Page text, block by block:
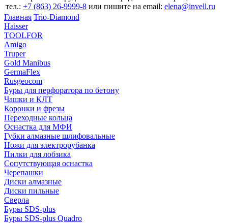
тел.: +7 (863) 26‐9999‐8 или пишите на email: elena@invell.ru
Главная Trio-Diamond
Haisser
TOOLFOR
Amigo
Truper
Gold Manibus
GermaFlex
Rusgeocom
Буры для перфоратора по бетону
Чашки и КЛТ
Коронки и фрезы
Переходные кольца
Оснастка для МФИ
Губки алмазные шлифовальные
Ножи для электрорубанка
Пилки для лобзика
Сопутствующая оснастка
Черепашки
Диски алмазные
Диски пильные
Сверла
Буры SDS-plus
Буры SDS-plus Quadro